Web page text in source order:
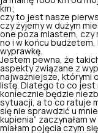
km;
czy to jest nasze
czy żyjemy w dużym
one poza miastem, czy
no i w końcu
wyprawkę.
Jestem pewna, że
aspekty związane z
najważniejsze, którymi
listę. Dlatego to co jest
koniecznie będzie
sytuacji, a to co ratuje
się nie sprawdzić u
kupienia” zaczynałam
miałam pojęcia czym